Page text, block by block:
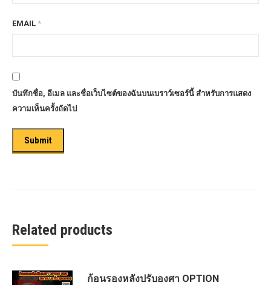
EMAIL *
บันทึกชื่อ, อีเมล และชื่อเว็บไซต์ของฉันบนเบราว์เซอร์นี้ สำหรับการแสดง
ความเห็นครั้งถัดไป
Related products
ก้อนรองหลังปรับองศา OPTION